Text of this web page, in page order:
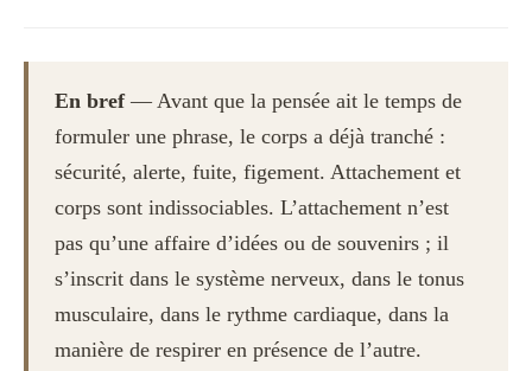
En bref— Avant que la pensée ait le temps de
formuler une phrase, le corps a déjà tranché :
sécurité, alerte, fuite, figement. Attachement et
corps sont indissociables. L’attachement n’est
pas qu’une affaire d’idées ou de souvenirs ; il
s’inscrit dans le système nerveux, dans le tonus
musculaire, dans le rythme cardiaque, dans la
manière de respirer en présence de l’autre.